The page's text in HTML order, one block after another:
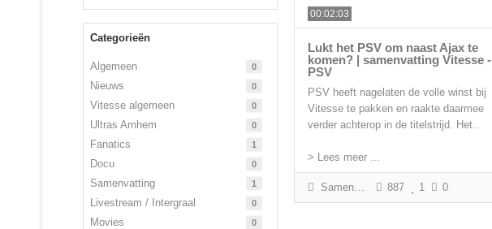
Categorieën
Algemeen 0
Nieuws 0
Vitesse algemeen 0
Ultras Arnhem 0
Fanatics 1
Docu 0
Samenvatting 1
Livestream / Intergraal 0
Movies 0
00:02:03
Lukt het PSV om naast Ajax te
komen? | samenvatting Vitesse -
PSV
PSV heeft nagelaten de volle winst bij
Vitesse te pakken en raakte daarmee
verder achterop in de titelstrijd. Het..
> Lees meer ...
Samenvatting 887 1 0